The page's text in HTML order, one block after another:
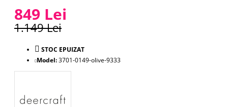
849 Lei
1.149 Lei
STOC EPUIZAT
Model:3701-0149-olive-9333